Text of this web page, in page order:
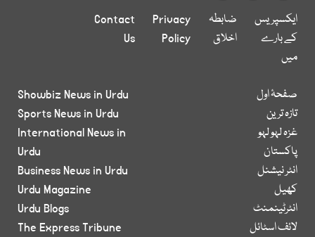
ایکسپریس
کے بارے
میں
ضابطہ
اخلاق
Privacy
Policy
Contact
Us
صفحۂ اول
تازہ ترین
غزہ لہو لہو
پاکستان
انٹر نیشنل
کھیل
انٹرٹینمنٹ
لائف اسٹائل
Showbiz News in Urdu
Sports News in Urdu
International News in
Urdu
Business News in Urdu
Urdu Magazine
Urdu Blogs
The Express Tribune